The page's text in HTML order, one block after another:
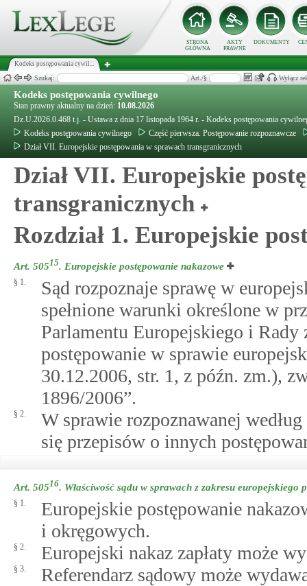
STRONA
GŁÓWNA
AKTY
PRAWNE
DOKUMENTY
Kodeks postępowania cywil...
Szukaj: Art./§ Wyłącz
Kodeks postępowania cywilnego
Stan prawny aktualny na dzień: 10.08.2026
Dz.U.2026.0.468 t.j. - Ustawa z dnia 17 listopada 1964 r. - Kodeks postępowania
Kodeks postępowania cywilnego
Część pierwsza. Postępowanie rozpoznawcze
Dział VII. Europejskie postępowania w sprawach transgranicznych
Dział VII. Europejskie
transgranicznych
Rozdział 1. Europejskie
Art. 50515. Europejskie postępowanie nakazowe
§ 1.
Sąd rozpoznaje sprawę w
spełnione warunki określone w
Parlamentu Europejskiego i Rady
postępowanie w sprawie
30.12.2006, str. 1, z późn. zm.),
1896/2006”.
§ 2.
W sprawie rozpoznawanej
się przepisów o innych
Art. 50516. Właściwość sądu w sprawach z zakresu europejskiego
§ 1.
Europejskie postępowanie
i okręgowych.
§ 2. Europejski nakaz zapłaty może
§ 3. Referendarz sądowy może